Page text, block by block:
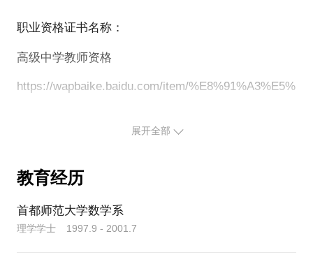
职业资格证书名称：
高级中学教师资格
https://wapbaike.baidu.com/item/
展开全部
教育经历
首都师范大学数学系
理学学士 1997.9 - 2001.7